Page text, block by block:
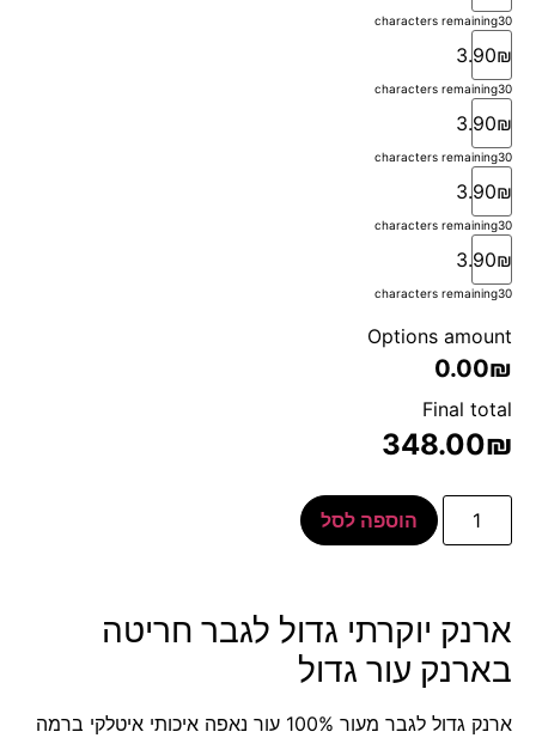
30
characters remaining
3.90₪
30
characters remaining
3.90₪
30
characters remaining
3.90₪
30
characters remaining
3.90₪
30
characters remaining
Options amount
0.00₪
Final total
348.00₪
הוספה לסל
ארנק יוקרתי גדול לגבר חריטה
בארנק עור גדול
ארנק גדול לגבר מעור 100% עור נאפה איכותי איטלקי ברמה